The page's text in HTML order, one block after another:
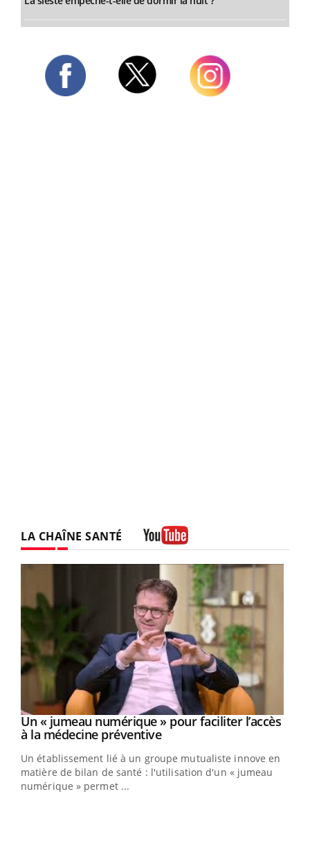
LA CHAÎNE SANTÉ
Youtube
Un « jumeau numérique » pour faciliter l’accès
à la médecine préventiveYoutube
Un établissement lié à un groupe mutualiste innove en
matière de bilan de santé : l'utilisation d'un « jumeau
numérique » permet ...